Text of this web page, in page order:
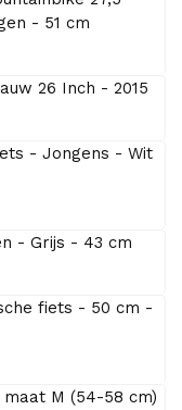
- 51 cm
26 Inch - 2015
- Jongens - Wit
- Grijs - 43 cm
fiets - 50 cm -
maat M (54-58 cm)